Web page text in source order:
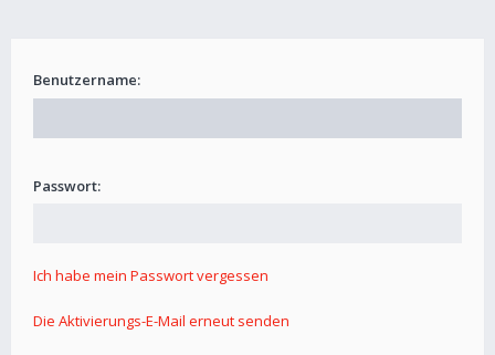
Benutzername:
Passwort:
Ich habe mein Passwort vergessen
Die Aktivierungs-E-Mail erneut senden